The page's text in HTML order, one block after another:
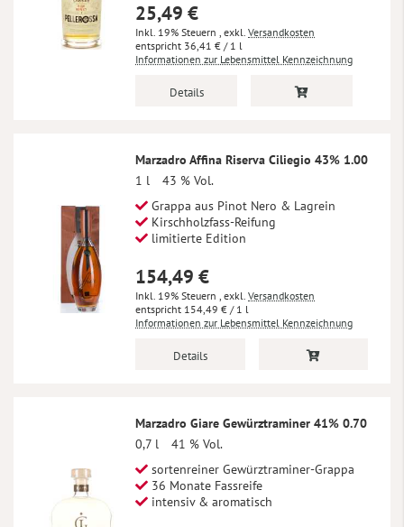
25,49 €
Inkl. 19% Steuern , exkl. Versandkosten
36,41 € / 1 l
Informationen zur Lebensmittel Kennzeichnung
Details
Marzadro Affina Riserva Ciliegio 43% 1.00
1 l
43 % Vol.
Grappa aus Pinot Nero & Lagrein
Kirschholzfass-Reifung
limitierte Edition
154,49 €
Inkl. 19% Steuern , exkl. Versandkosten
154,49 € / 1 l
Informationen zur Lebensmittel Kennzeichnung
Details
Marzadro Giare Gewürztraminer 41% 0.70
0,7 l
41 % Vol.
sortenreiner Gewürztraminer-Grappa
36 Monate Fassreife
intensiv & aromatisch